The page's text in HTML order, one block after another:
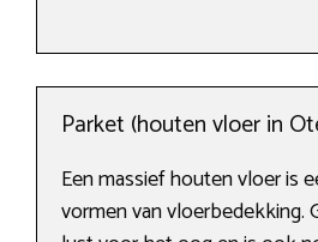
Parket (houten vloer in
Een massief houten vloer is
vormen van vloerbedekking.